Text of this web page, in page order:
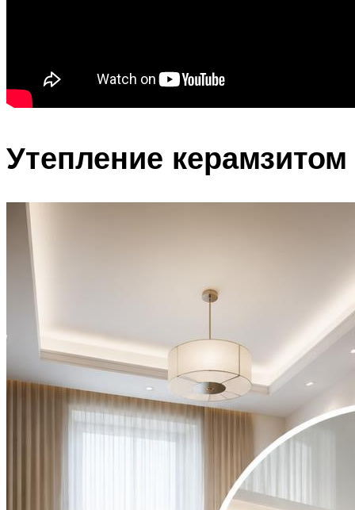
Утепление керамзитом